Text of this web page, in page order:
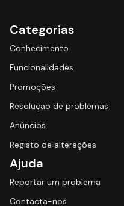
Categorias
Conhecimento
Funcionalidades
Promoções
Resolução de problemas
Anúncios
Registo de alterações
Ajuda
Reportar um problema
Contacta-nos